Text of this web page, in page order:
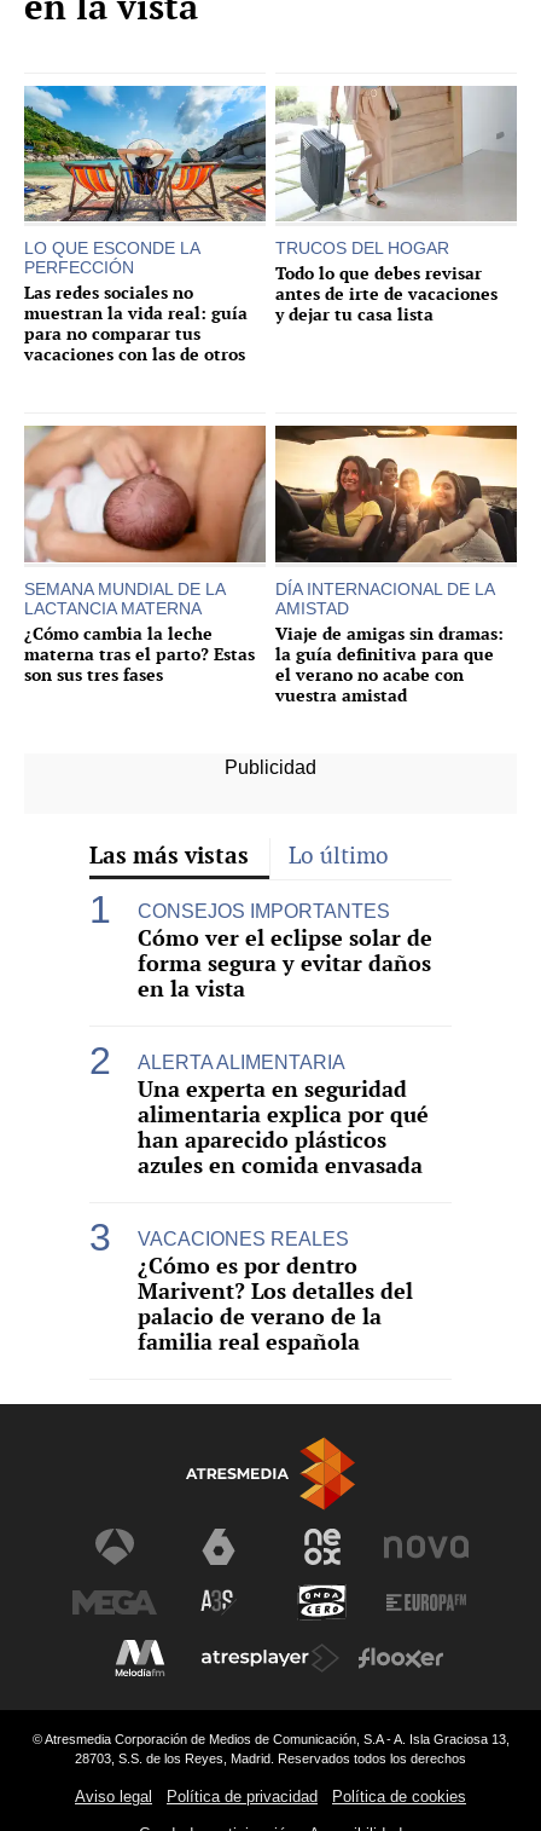
LO QUE ESCONDE LA
PERFECCIÓN
Las redes sociales no
muestran la vida real: guía
para no comparar tus
vacaciones con las de otros
TRUCOS DEL HOGAR
Todo lo que debes revisar
antes de irte de vacaciones
y dejar tu casa lista
SEMANA MUNDIAL DE LA
LACTANCIA MATERNA
¿Cómo cambia la leche
materna tras el parto? Estas
son sus tres fases
DÍA INTERNACIONAL DE LA
AMISTAD
Viaje de amigas sin dramas:
la guía definitiva para que
el verano no acabe con
vuestra amistad
Las más vistas Lo último
CONSEJOS IMPORTANTES
Cómo ver el eclipse solar de
forma segura y evitar daños
en la vista
ALERTA ALIMENTARIA
Una experta en seguridad
alimentaria explica por qué
han aparecido plásticos
azules en comida envasada
VACACIONES REALES
¿Cómo es por dentro
Marivent? Los detalles del
palacio de verano de la
familia real española
© Atresmedia Corporación de Medios de Comunicación, S.A - A. Isla Graciosa 13,
28703, S.S. de los Reyes, Madrid. Reservados todos los derechos
Aviso legal Política de privacidad Política de cookies